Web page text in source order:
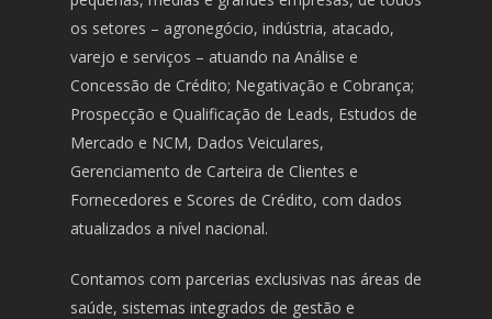
os setores – agronegócio, indústria, atacado,
varejo e serviços – atuando na Análise e
Concessão de Crédito; Negativação e Cobrança;
Prospecção e Qualificação de Leads, Estudos de
Mercado e NCM, Dados Veiculares,
Gerenciamento de Carteira de Clientes e
Fornecedores e Scores de Crédito, com dados
atualizados a nível nacional.
Contamos com parcerias exclusivas nas áreas de
saúde, sistemas integrados de gestão e